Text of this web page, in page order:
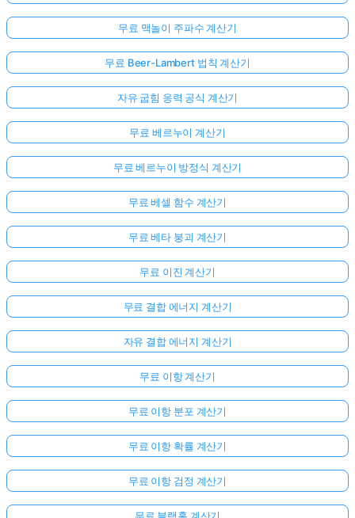
아
직
질
무료 맥놀이 주파수 계산기
무료 Beer-Lambert 법칙 계산기
자유 굽힘 응력 공식 계산기
무료 베르누이 계산기
무료 베르누이 방정식 계산기
무료 베셀 함수 계산기
무료 베타 붕괴 계산기
무료 이진 계산기
무료 결합 에너지 계산기
자유 결합 에너지 계산기
무료 이항 계산기
무료 이항 분포 계산기
무료 이항 확률 계산기
무료 이항 검정 계산기
무료 블랙홀 계산기